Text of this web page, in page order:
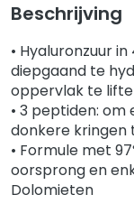
s
e
i
n
i
g
e
r
s
Beschrijving
• Hyaluronzuur
diepgaand te
oppervlak te
• 3 peptiden:
donkere kringen
• Formule met
oorsprong en
Dolomieten